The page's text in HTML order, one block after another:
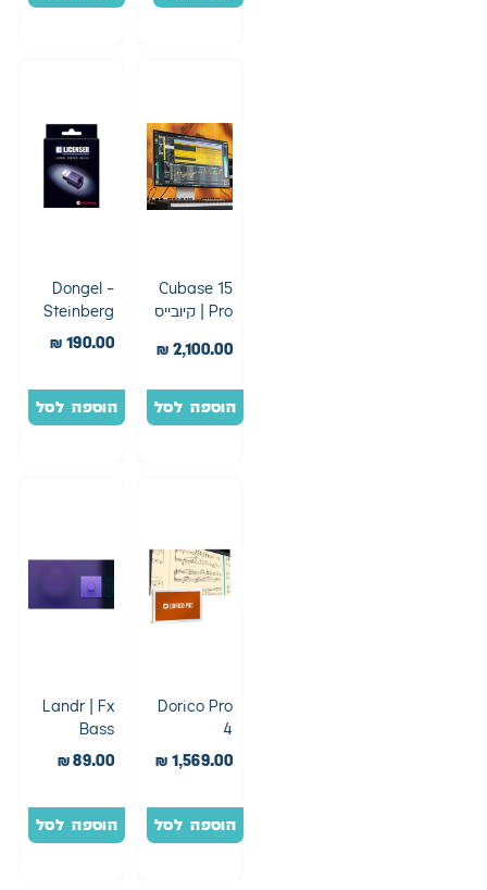
Cubase 15
Pro | קיובייס
₪ 2,100.00
הוספה לסל
Dongel –
Steinberg
₪ 190.00
הוספה לסל
Dorico Pro
4
₪ 1,569.00
הוספה לסל
Landr | Fx
Bass
₪89.00
הוספה לסל